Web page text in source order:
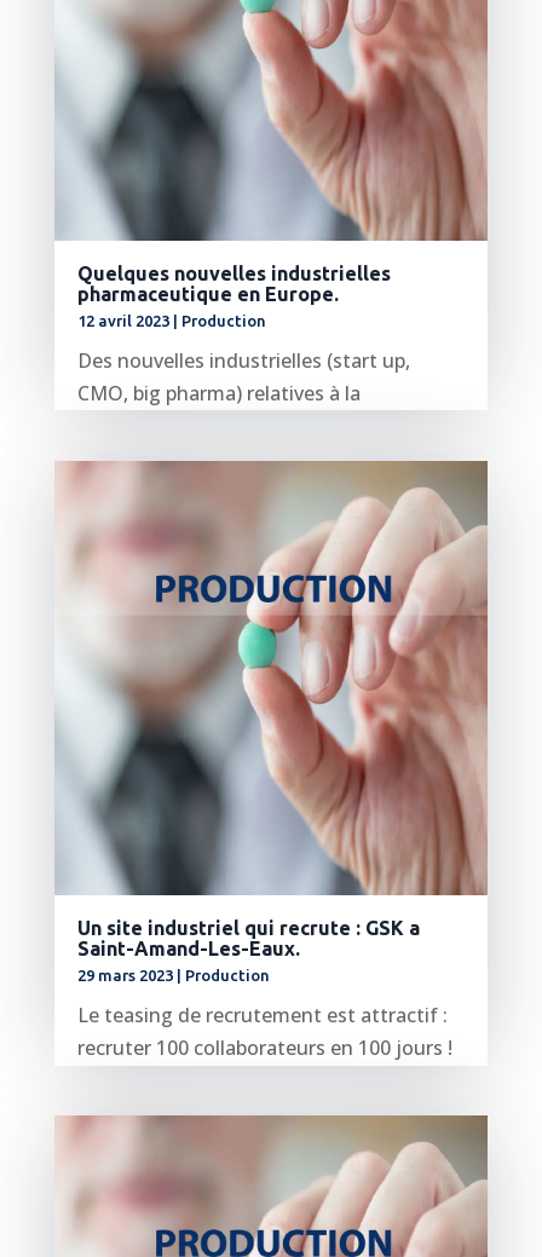
Quelques nouvelles industrielles
pharmaceutique en Europe.
12 avril 2023| Production
Des nouvelles industrielles (start up,
CMO, big pharma) relatives à la
GTP...
Un site industriel qui recrute : GSK a
Saint-Amand-Les-Eaux.
29 mars 2023| Production
Le teasing de recrutement est attractif :
recruter 100 collaborateurs en 100 jours !
lire plus